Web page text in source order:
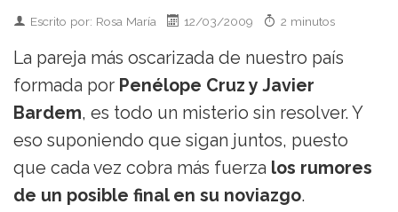
Escrito por: Rosa María 12/03/2009 2 minutos
La pareja más oscarizada de nuestro país
formada por Penélope Cruz y Javier
Bardem, es todo un misterio sin resolver. Y
eso suponiendo que sigan juntos, puesto
que cada vez cobra más fuerza los rumores
de un posible final en su noviazgo.